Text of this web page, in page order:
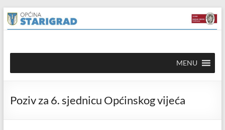
content
Skip
to
content
Općina
Starigrad
mrežna
MENU
Poziv za 6. sjednicu Općinskog vijeća